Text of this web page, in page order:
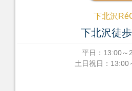
下北沢
下北沢徒
平日：13:00～
土日祝日：13:00